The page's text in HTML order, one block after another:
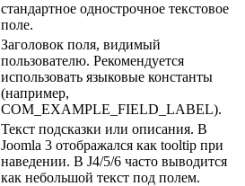
стандартное однострочное текстовое
поле.
Заголовок поля, видимый
пользователю. Рекомендуется
использовать языковые константы
(например,
COM_EXAMPLE_FIELD_LABEL).
Текст подсказки или описания. В
Joomla 3 отображался как tooltip при
наведении. В J4/5/6 часто выводится
как небольшой текст под полем.